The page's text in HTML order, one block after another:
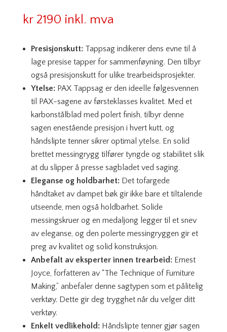
kr2190 inkl. mva
Presisjonskutt:Tappsag indikerer dens evne til å
lage presise tapper for sammenføyning. Den tilbyr
også presisjonskutt for ulike trearbeidsprosjekter.
Ytelse:PAX Tappsag er den ideelle følgesvennen
til PAX-sagene av førsteklasses kvalitet. Med et
karbonstålblad med polert finish, tilbyr denne
sagen enestående presisjon i hvert kutt, og
håndslipte tenner sikrer optimal ytelse. En solid
brettet messingrygg tilfører tyngde og stabilitet slik
at du slipper å presse sagbladet ved saging.
Eleganse og holdbarhet:Det tofargede
håndtaket av dampet bøk gir ikke bare et tiltalende
utseende, men også holdbarhet. Solide
messingskruer og en medaljong legger til et snev
av eleganse, og den polerte messingryggen gir et
preg av kvalitet og solid konstruksjon.
Anbefalt av eksperter innen trearbeid:Ernest
Joyce, forfatteren av “The Technique of Furniture
Making,” anbefaler denne sagtypen som et pålitelig
verktøy. Dette gir deg trygghet når du velger ditt
verktøy.
Enkelt vedlikehold:Håndslipte tenner gjør sagen